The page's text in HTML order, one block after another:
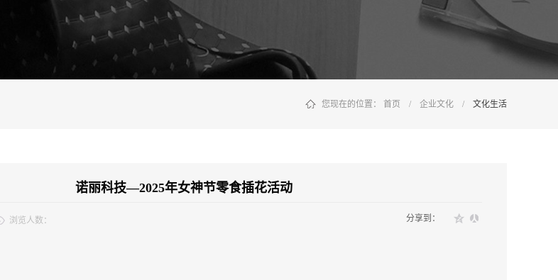
您现在的位置： 首页 / 企业文化 / 文化生活
诺丽科技—2025年女神节零食插花活动
分享到：
浏览人数：